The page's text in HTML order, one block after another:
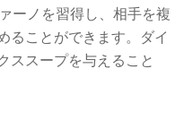
ーノを習得し、相手を複
ることができます。ダイ
ススープを与えること